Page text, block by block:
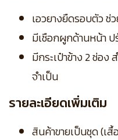
เอวยางยืดรอบตัว ช่
มีเชือกผูกด้านหน้า ป
มีกระเป๋าข้าง 2 ช่อ
จำเป็น
รายละเอียดเพิ่มเติม
สินค้าขายเป็นชุด (เสื้